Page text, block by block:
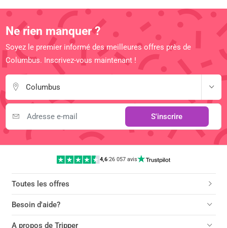
Ne rien manquer ?
Soyez le premier informé des meilleures offres près de
Columbus. Inscrivez-vous maintenant !
Columbus
S'inscrire
4,6 |26 057 avis
Toutes les offres
Besoin d'aide?
A propos de Tripper